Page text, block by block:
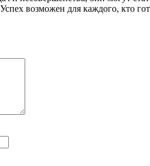
возможен для каждого, кто